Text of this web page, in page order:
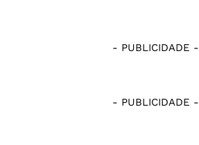
- PUBLICIDADE -
- PUBLICIDADE -